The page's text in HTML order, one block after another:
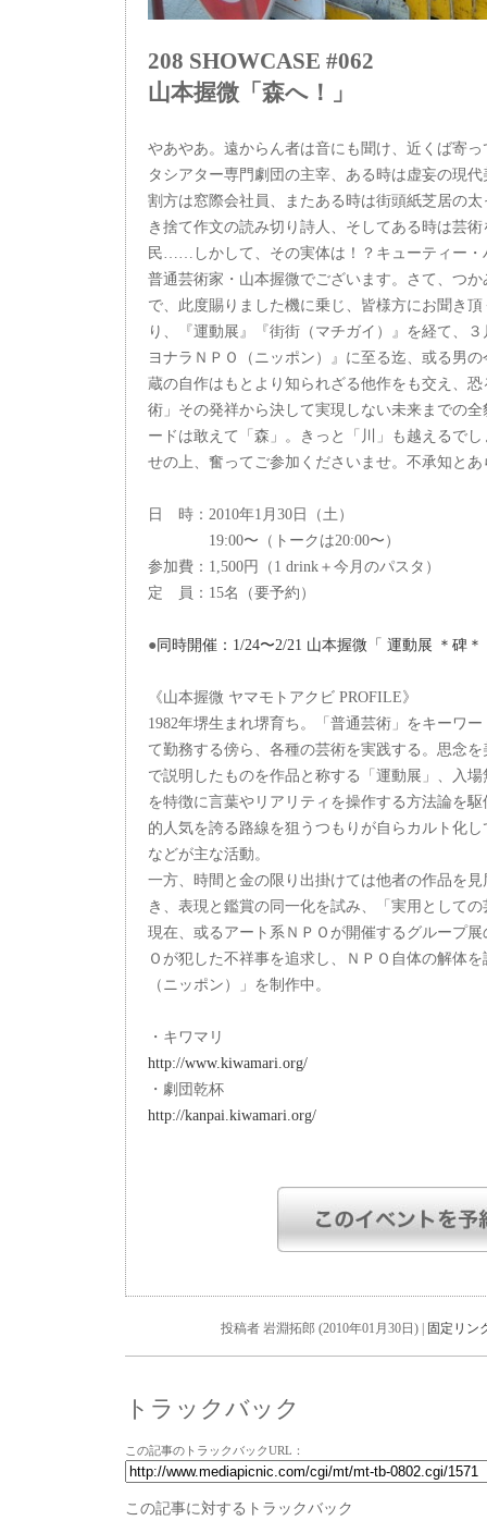
208 SHOWCASE #062
山本握微「森へ！」
やあやあ。遠からん者は音にも聞け、近くば寄
タシアター専門劇団の主宰、ある時は虚妄の現
割方は窓際会社員、またある時は街頭紙芝居の
き捨て作文の読み切り詩人、そしてある時は芸
民……しかして、その実体は！？キューティー・
普通芸術家・山本握微でございます。さて、つ
で、此度賜りました機に乗じ、皆様方にお聞き
り、『運動展』『街街（マチガイ）』を経て、
ヨナラＮＰＯ（ニッポン）』に至る迄、或る男
蔵の自作はもとより知られざる他作をも交え、
術」その発祥から決して実現しない未来までの
ードは敢えて「森」。きっと「川」も越えるで
せの上、奮ってご参加くださいませ。不承知と
日 時：2010年1月30日（土）
19:00〜（トークは20:00〜）
参加費：1,500円（1 drink＋今月のパスタ）
定 員：15名（要予約）
●同時開催：1/24〜2/21 山本握微「 運動展 ＊碑＊
《山本握微 ヤマモトアクビ PROFILE》
1982年堺生まれ堺育ち。「普通芸術」をキーワ
て勤務する傍ら、各種の芸術を実践する。思念
で説明したものを作品と称する「運動展」、入
を特徴に言葉やリアリティを操作する方法論を
的人気を誇る路線を狙うつもりが自らカルト化
などが主な活動。
一方、時間と金の限り出掛けては他者の作品を
き、表現と鑑賞の同一化を試み、「実用として
現在、或るアート系ＮＰＯが開催するグループ
Ｏが犯した不祥事を追求し、ＮＰＯ自体の解体
（ニッポン）」を制作中。
・キワマリ
http://www.kiwamari.org/
・劇団乾杯
http://kanpai.kiwamari.org/
投稿者 岩淵拓郎 (2010年01月30日) | 固定リン
トラックバック
この記事のトラックバックURL：
この記事に対するトラックバック